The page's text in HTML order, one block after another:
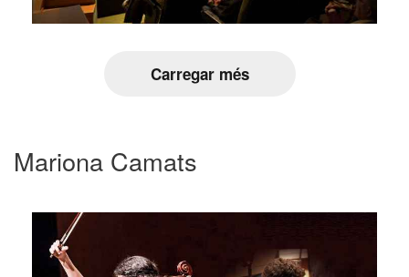
Carregar més
Mariona Camats